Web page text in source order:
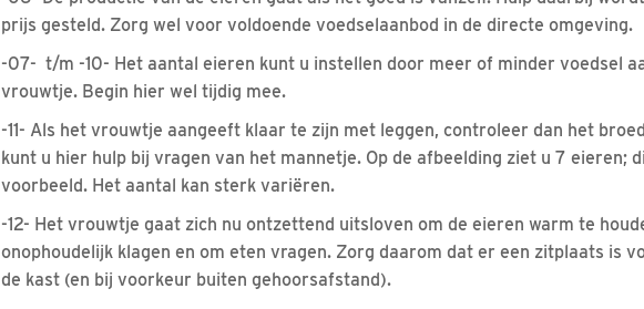
prijs gesteld. Zorg wel voor voldoende voedselaanbod in de directe omgeving.
-07- t/m -10- Het aantal eieren kunt u instellen door meer of minder voedsel
vrouwtje. Begin hier wel tijdig mee.
-11- Als het vrouwtje aangeeft klaar te zijn met leggen, controleer dan het
kunt u hier hulp bij vragen van het mannetje. Op de afbeelding ziet u 7 eieren;
voorbeeld. Het aantal kan sterk variëren.
-12- Het vrouwtje gaat zich nu ontzettend uitsloven om de eieren warm te
onophoudelijk klagen en om eten vragen. Zorg daarom dat er een zitplaats is
de kast (en bij voorkeur buiten gehoorsafstand).